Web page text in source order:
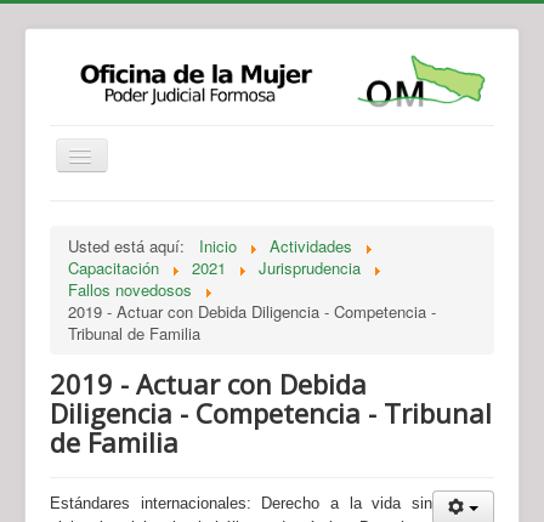
Legislación
Novedades
Recursos y Servicios de Atención
Usted está aquí: Inicio
Actividades
Capacitación
2021
Jurisprudencia
Fallos novedosos
2019 - Actuar con Debida Diligencia - Competencia -
Tribunal de Familia
2019 - Actuar con Debida
Diligencia - Competencia - Tribunal
de Familia
Estándares internacionales: Derecho a la vida sin